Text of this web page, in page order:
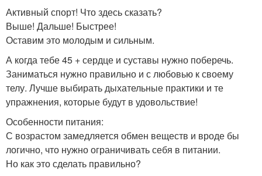
Активный спорт! Что здесь сказать?
Выше! Дальше! Быстрее!
Оставим это молодым и сильным.
А когда тебе 45 + сердце и суставы нужно поберечь.
Заниматься нужно правильно и с любовью к своему
телу. Лучше выбирать дыхательные практики и те
упражнения, которые будут в удовольствие!
Особенности питания:
С возрастом замедляется обмен веществ и вроде бы
логично, что нужно ограничивать себя в питании.
Но как это сделать правильно?